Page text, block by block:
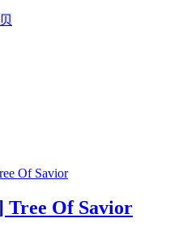
Tree Of Savior